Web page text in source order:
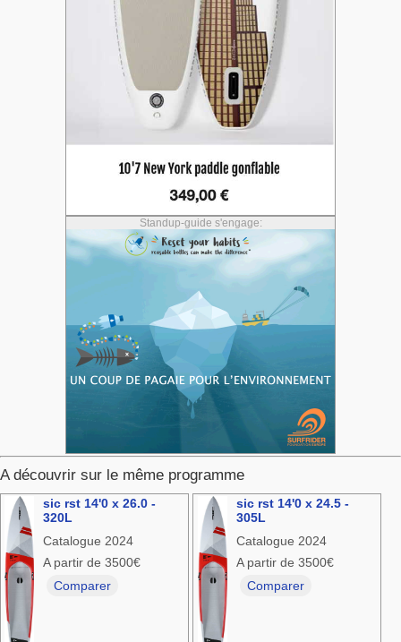
Standup-guide s'engage:
A découvrir sur le même programme
sic rst 14'0 x 26.0 -
320L
Catalogue 2024
A partir de 3500€
Comparer
sic rst 14'0 x 24.5 -
305L
Catalogue 2024
A partir de 3500€
Comparer